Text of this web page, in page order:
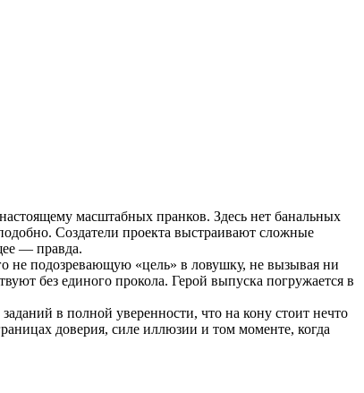
масштабных пранков. Здесь нет банальных
Создатели проекта выстраивают сложные
— правда.
не подозревающую «цель» в ловушку, не вызывая ни
без единого прокола. Герой выпуска погружается в
в полной уверенности, что на кону стоит нечто
доверия, силе иллюзии и том моменте, когда